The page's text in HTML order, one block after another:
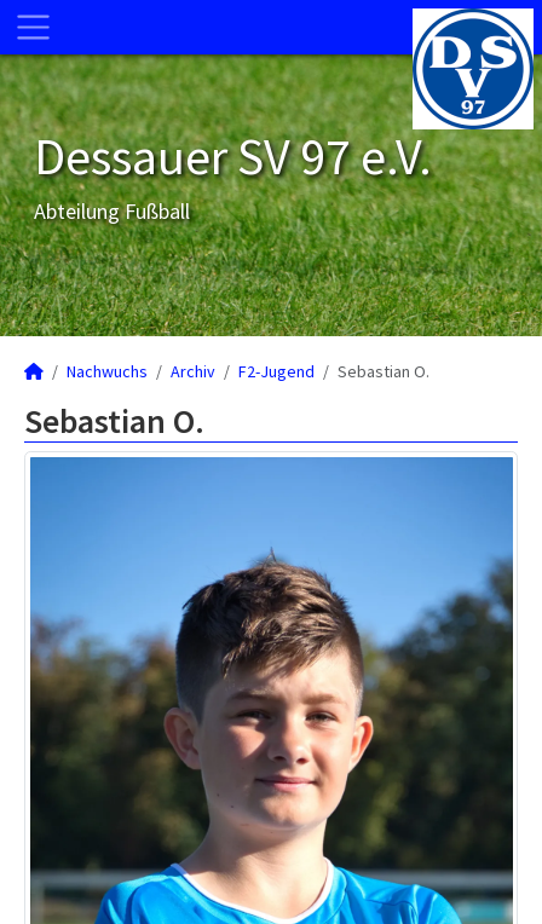
Dessauer SV 97 e.V.
Abteilung Fußball
Nachwuchs Archiv F2-Jugend Sebastian O.
Sebastian O.